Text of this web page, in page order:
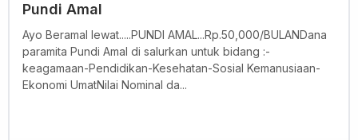
Pundi Amal
Ayo Beramal lewat.....PUNDI AMAL...Rp.50,000/BULANDana
paramita Pundi Amal di salurkan untuk bidang :-
keagamaan-Pendidikan-Kesehatan-Sosial Kemanusiaan-
Ekonomi UmatNilai Nominal da...